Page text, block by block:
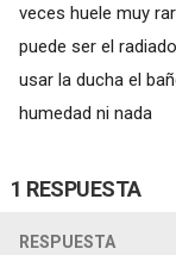
veces huele muy
puede ser el
usar la ducha el
humedad ni nada
1 RESPUESTA
RESPUESTA